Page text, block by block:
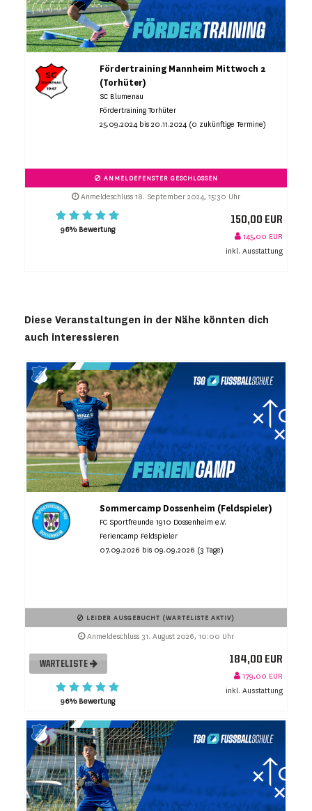
Fördertraining Mannheim Mittwoch 2
(Torhüter)
SC Blumenau
Fördertraining Torhüter
25.09.2024 bis 20.11.2024 (0 zukünftige Termine)
ANMELDEFENSTER GESCHLOSSEN
Anmeldeschluss 18. September 2024, 15:30 Uhr
96% Bewertung
150,00 EUR
145,00 EUR
inkl. Ausstattung
Diese Veranstaltungen in der Nähe könnten dich
auch interessieren
Sommercamp Dossenheim (Feldspieler)
FC Sportfreunde 1910 Dossenheim e.V.
Feriencamp Feldspieler
07.09.2026 bis 09.09.2026 (3 Tage)
LEIDER AUSGEBUCHT (WARTELISTE AKTIV)
Anmeldeschluss 31. August 2026, 10:00 Uhr
WARTELISTE
96% Bewertung
184,00 EUR
179,00 EUR
inkl. Ausstattung